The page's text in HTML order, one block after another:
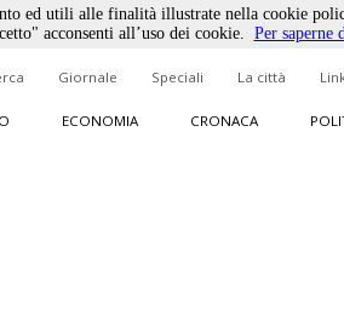
Giornale Speciali La città
ECONOMIA CRONACA
ed utili alle finalità illustrate nella cookie
acconsenti all’uso dei cookie. Per saperne